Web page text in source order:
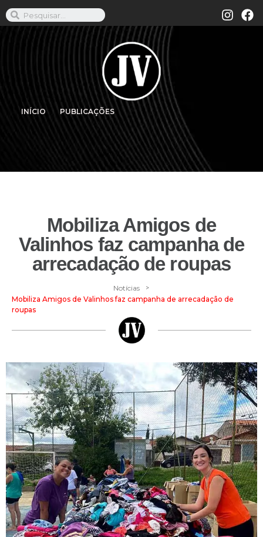
INÍCIO PUBLICAÇÕES
Mobiliza Amigos de
Valinhos faz campanha de
arrecadação de roupas
Notícias >
Mobiliza Amigos de Valinhos faz campanha de arrecadação de
roupas